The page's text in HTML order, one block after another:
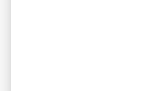
végétale, adjonction
Le traitement par un
avis médical est
régulière de laxatifs
entraver le